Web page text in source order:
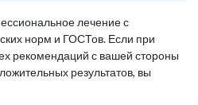
лечение с
норм и ГОСТов. Если при
рекомендаций с вашей стороны
результатов, вы